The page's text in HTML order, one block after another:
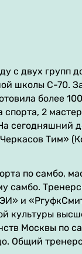
с двух групп
школы С-70.
более
2
сегодняшний
Тим»
по самбо,
самбо.
и
культуры
Москвы по
Общий